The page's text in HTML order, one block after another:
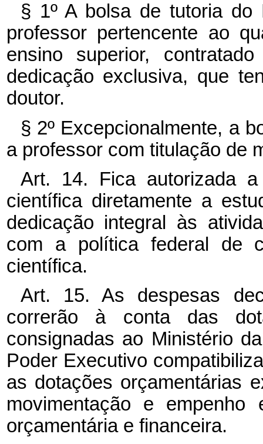
§ 1º A bolsa de tutoria do
professor pertencente ao
ensino superior,
dedicação exclusiva, que
doutor.
§ 2º Excepcionalmente, a
a professor com titulação de
Art. 14. Fica autorizada
científica diretamente a
dedicação integral às
com a política federal de
científica.
Art. 15. As despesas
correrão à conta das
consignadas ao Ministério
Poder Executivo
as dotações orçamentárias
movimentação e
orçamentária e financeira.